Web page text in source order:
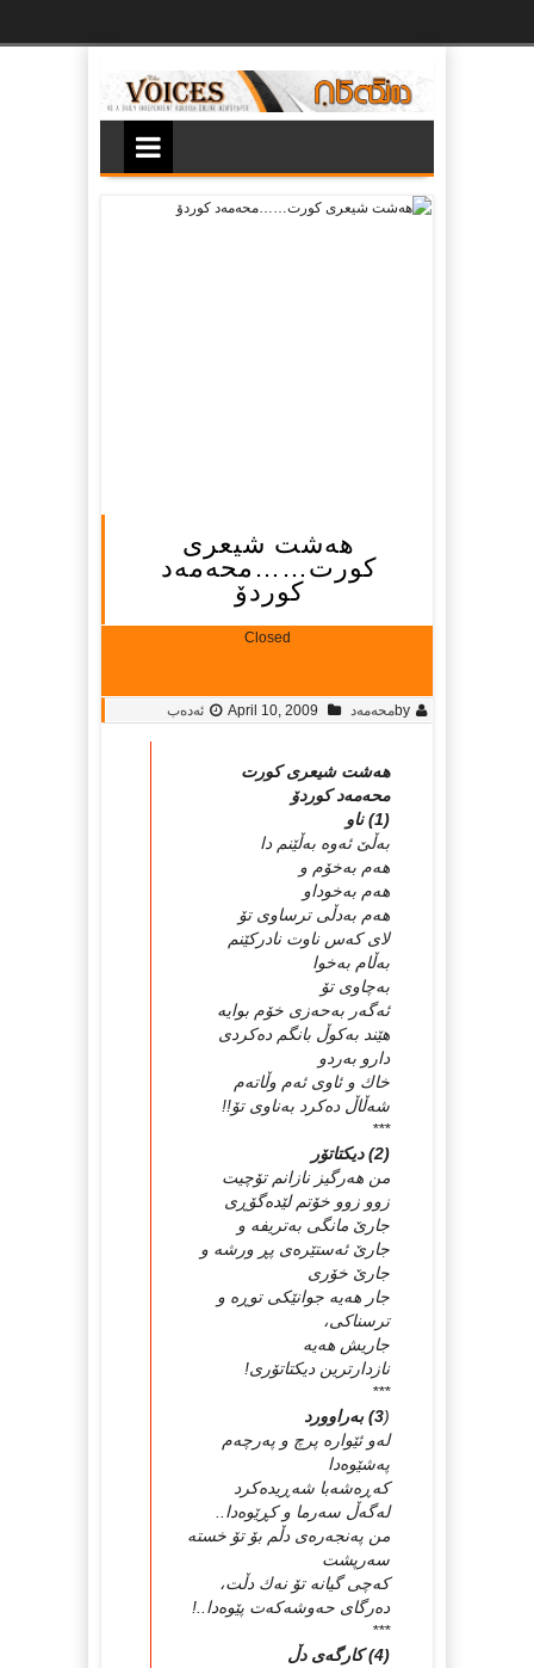
هه‌شت شیعری
كورت……محه‌مه‌د
كوردۆ
Closed
byمحه‌مه‌د April 10, 2009 ئەدەب
هه‌شت شیعری كورت
محه‌مه‌د كوردۆ
(1) ناو
به‌ڵێ‌ ئه‌وه‌ به‌ڵێنم دا
هه‌م به‌خۆم و
هه‌م به‌خوداو
هه‌م به‌دڵی‌ ترساوی‌ تۆ
لای‌ كه‌س ناوت نادركێنم
به‌ڵام به‌خوا
به‌چاوی‌ تۆ
ئه‌گه‌ر به‌حه‌زی‌ خۆم بوایه‌
هێند به‌كوڵ‌ بانگم ده‌كردی‌
دارو به‌ردو
خاك و ئاوی‌ ئه‌م وڵاته‌م
شه‌ڵاڵ‌ ده‌كرد به‌ناوی‌ تۆ!!
***
(2) دیكتاتۆر
من هه‌رگیز نازانم تۆچیت
زوو زوو خۆتم لێده‌گۆڕی‌
جارێ‌ مانگی‌ به‌تریفه‌ و
جارێ‌ ئه‌ستێره‌ی‌ پڕ ورشه‌ و
جارێ‌ خۆری‌
جار هه‌یه‌ جوانێكی‌ توڕه‌ و
ترسناكی‌،
جاریش هه‌یه‌
نازدارترین دیكتاتۆری‌!
***
(3) به‌راوورد
له‌و ئێواره‌ پرچ و په‌رچه‌م
په‌شێوه‌دا
كه‌ڕه‌شه‌با شه‌ڕیده‌كرد
له‌گه‌ڵ‌ سه‌رما و كڕێوه‌دا..
من په‌نجه‌ره‌ی‌ دڵم بۆ تۆ خسته‌
سه‌رپشت
كه‌چی‌ گیانه‌ تۆ نه‌ك دڵت،
ده‌رگای‌ حه‌وشه‌كه‌ت پێوه‌دا..!
***
(4) كارگه‌ی‌ دڵ‌